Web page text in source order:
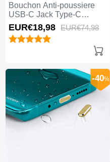
Bouchon Anti-poussiere
USB-C Jack Type-C
Universel 5PCS H02 pour
Apple iPhone 15 Pro Max
Noir
EUR€18,98 EUR€74,98
-40%